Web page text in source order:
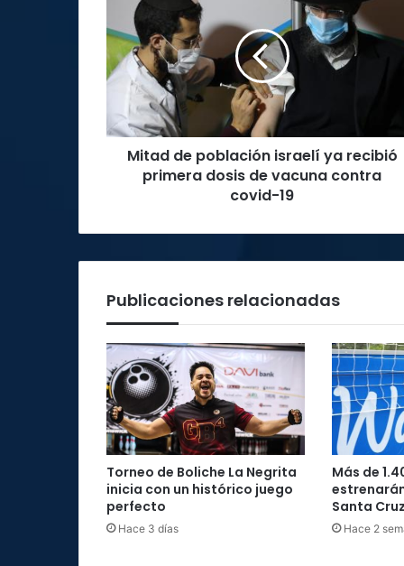
población
israelí
ya
recibió
primera
dosis
de
vacunaMitad de población israelí ya recibió
primera dosis de vacuna contra
covid-19
Publicaciones relacionadas
Torneo de Boliche La Negrita
inicia con un histórico juego
perfecto
Hace 3 días
Más de
Santa Cruz
Hace 2